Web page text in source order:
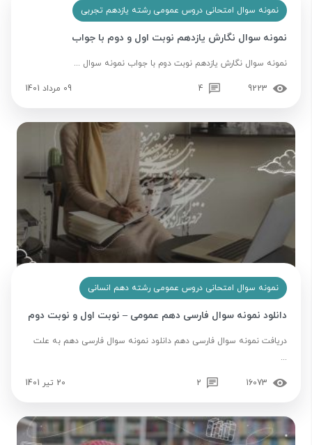
نمونه سوال امتحانی دروس عمومی رشته یازدهم تجربی
نمونه سوال نگارش یازدهم نوبت اول و دوم با جواب
نمونه سوال نگارش یازدهم نوبت دوم با جواب نمونه سوال ...
9223
4 09 مرداد 1401
نمونه سوال امتحانی دروس عمومی رشته دهم انسانی
دانلود نمونه سوال فارسی دهم عمومی – نوبت اول و نوبت دوم
دریافت نمونه سوال فارسی دهم دانلود نمونه سوال فارسی دهم به علت
...
16073
2 20 تیر 1401